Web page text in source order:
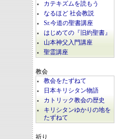
カテキズムを読もう
なるほど 社会教説
Sr.今道の聖書講座
はじめての『旧約聖書』
山本神父入門講座
聖霊講座
教会
教会をたずねて
日本キリシタン物語
カトリック教会の歴史
キリシタンゆかりの地を
たずねて
祈り